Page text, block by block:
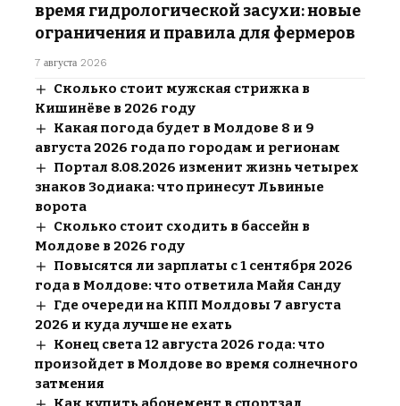
время гидрологической засухи: новые
ограничения и правила для фермеров
7 августа 2026
Сколько стоит мужская стрижка в
Кишинёве в 2026 году
Какая погода будет в Молдове 8 и 9
августа 2026 года по городам и регионам
Портал 8.08.2026 изменит жизнь четырех
знаков Зодиака: что принесут Львиные
ворота
Сколько стоит сходить в бассейн в
Молдове в 2026 году
Повысятся ли зарплаты с 1 сентября 2026
года в Молдове: что ответила Майя Санду
Где очереди на КПП Молдовы 7 августа
2026 и куда лучше не ехать
Конец света 12 августа 2026 года: что
произойдет в Молдове во время солнечного
затмения